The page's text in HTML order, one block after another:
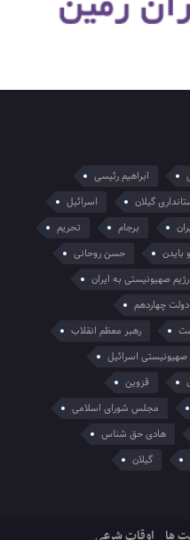
ابراهیم رئیسی
گیلان
اسرائیل
برجام
تحریم
بایدن
حسن روحانی
صهیونیستی به ایران
دولت چهاردهم
رهبر معظم انقلاب
صهیونیستی اسرائیل
قزوین
مجلس شورای اسلامی
هادی حق شناس
گیلان
ها اوقات شرعی